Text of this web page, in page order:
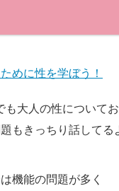
めに性を学ぼう！
大人の性についてお
もきっちり話してる
機能の問題が多く